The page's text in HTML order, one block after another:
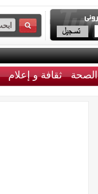
الصحة ثقافة و إعلام